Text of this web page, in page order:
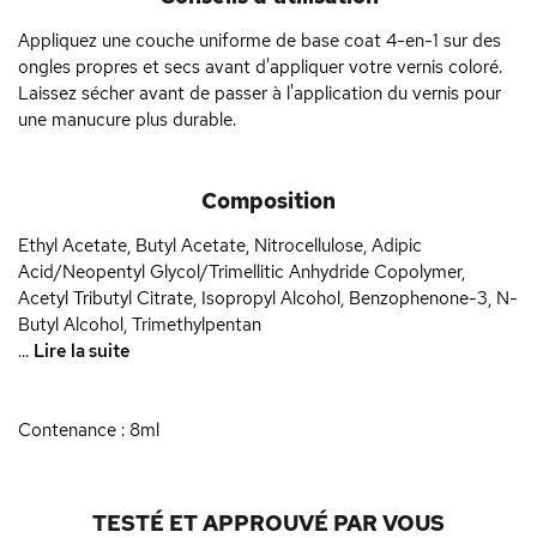
Appliquez une couche uniforme de base coat 4-en-1 sur des
ongles propres et secs avant d'appliquer votre vernis coloré.
Laissez sécher avant de passer à l'application du vernis pour
une manucure plus durable.
Composition
Ethyl Acetate, Butyl Acetate, Nitrocellulose, Adipic
Acid/Neopentyl Glycol/Trimellitic Anhydride Copolymer,
Acetyl Tributyl Citrate, Isopropyl Alcohol, Benzophenone-3, N-
Butyl Alcohol, Trimethylpentan
... Lire la suite
Contenance : 8ml
TESTÉ ET APPROUVÉ PAR VOUS